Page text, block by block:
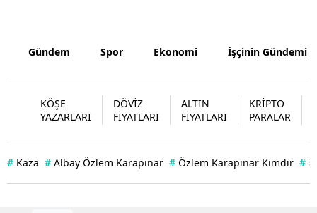
Tunceli
Uşak
Gündem Spor Ekonomi İşçinin Gündemi
KÖŞE
YAZARLARI
DÖVİZ
FİYATLARI
ALTIN
FİYATLARI
KRİPTO
PARALAR
# Kaza # Albay Özlem Karapınar # Özlem Karapınar Kimdir #